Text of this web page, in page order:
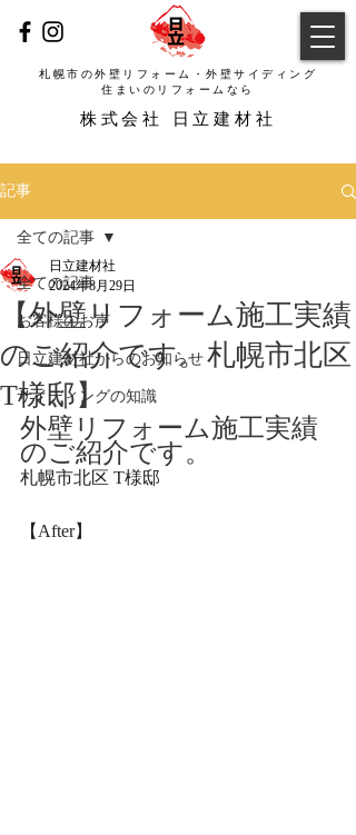
札幌市の外壁リフォーム・外壁サイディング
​株式会社 日立建材社
​住まいのリフォームなら
記事
全ての記事
お客様のお声
日立建材社からのお知らせ
サイディングの知識
全ての記事
【外壁リフォーム施工実績
のご紹介です。札幌市北区
T様邸】
日立建材社
2024年8月29日
外壁リフォーム施工実績
のご紹介です。
札幌市北区 T様邸
【After】